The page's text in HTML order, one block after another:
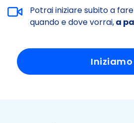
Potrai iniziare subito a
quando e dove vorrai,a
Iniziamo